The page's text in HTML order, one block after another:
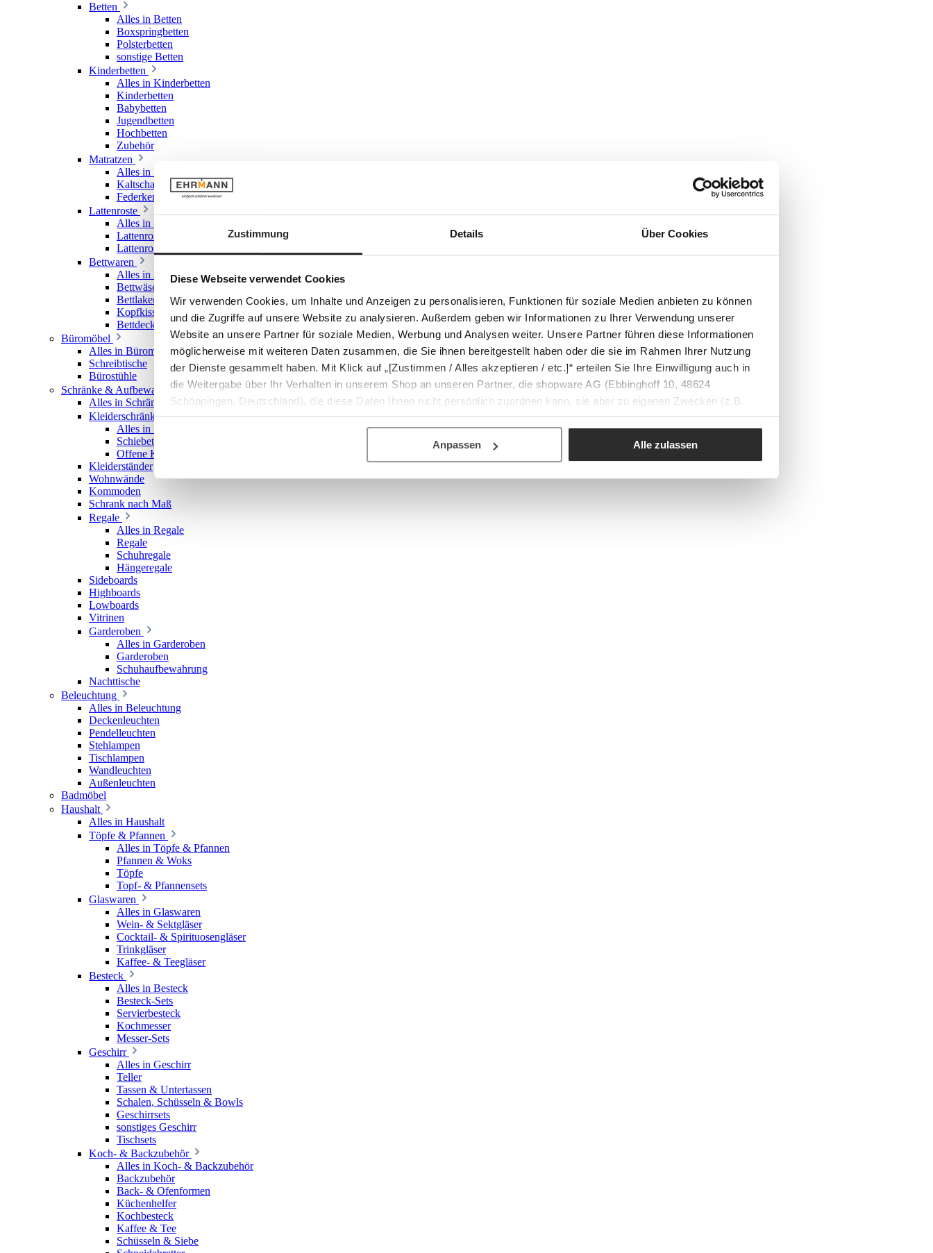
Zustimmung Details Über Cookies
Diese Webseite verwendet Cookies
Wir verwenden Cookies, um Inhalte und Anzeigen zu personalisieren, Funktionen für soziale Medien anbieten zu können
und die Zugriffe auf unsere Website zu analysieren. Außerdem geben wir Informationen zu Ihrer Verwendung unserer
Website an unsere Partner für soziale Medien, Werbung und Analysen weiter. Unsere Partner führen diese Informationen
möglicherweise mit weiteren Daten zusammen, die Sie ihnen bereitgestellt haben oder die sie im Rahmen Ihrer Nutzung
der Dienste gesammelt haben. Mit Klick auf „[Zustimmen / Alles akzeptieren / etc.]“ erteilen Sie Ihre Einwilligung auch in
die Weitergabe über Ihr Verhalten in unserem Shop an unseren Partner, die shopware AG (Ebbinghoff 10, 48624
Schöppingen, Deutschland), die diese Daten Ihnen nicht persönlich zuordnen kann, sie aber zu eigenen Zwecken (z.B.
Produktverbesserungen, Marktverhaltensanalysen) verarbeiten darf.
Anpassen Alle zulassen
Betten
Alles in Betten
Boxspringbetten
Polsterbetten
sonstige Betten
Kinderbetten
Alles in Kinderbetten
Kinderbetten
Babybetten
Jugendbetten
Hochbetten
Zubehör
Matratzen
Alles in Matratzen
Kaltschaummatratzen
Federkernmatratzen
Lattenroste
Alles in Lattenroste
Lattenroste starr
Lattenroste verstellbar
Bettwaren
Alles in Bettwaren
Bettwäsche
Bettlaken & Spannlaken
Kopfkissen
Bettdecken
Büromöbel
Alles in Büromöbel
Schreibtische
Bürostühle
Schränke & Aufbewahrung
Alles in Schränke & Aufbewahrung
Kleiderschränke
Alles in Kleiderschränke
Schiebetürenschränke
Offene Kleiderschränke
Kleiderständer
Wohnwände
Kommoden
Schrank nach Maß
Regale
Alles in Regale
Regale
Schuhregale
Hängeregale
Sideboards
Highboards
Lowboards
Vitrinen
Garderoben
Alles in Garderoben
Garderoben
Schuhaufbewahrung
Nachttische
Beleuchtung
Alles in Beleuchtung
Deckenleuchten
Pendelleuchten
Stehlampen
Tischlampen
Wandleuchten
Außenleuchten
Badmöbel
Haushalt
Alles in Haushalt
Töpfe & Pfannen
Alles in Töpfe & Pfannen
Pfannen & Woks
Töpfe
Topf- & Pfannensets
Glaswaren
Alles in Glaswaren
Wein- & Sektgläser
Cocktail- & Spirituosengläser
Trinkgläser
Kaffee- & Teegläser
Besteck
Alles in Besteck
Besteck-Sets
Servierbesteck
Kochmesser
Messer-Sets
Geschirr
Alles in Geschirr
Teller
Tassen & Untertassen
Schalen, Schüsseln & Bowls
Geschirrsets
sonstiges Geschirr
Tischsets
Koch- & Backzubehör
Alles in Koch- & Backzubehör
Backzubehör
Back- & Ofenformen
Küchenhelfer
Kochbesteck
Kaffee & Tee
Schüsseln & Siebe